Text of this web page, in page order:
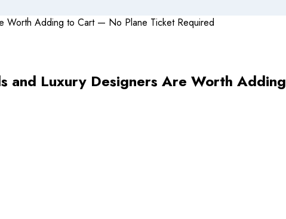
and Luxury Designers Are Worth